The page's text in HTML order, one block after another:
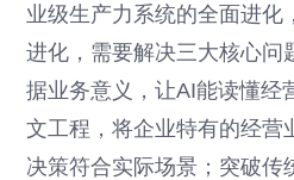
业级生产力系统的全面进化
进化，需要解决三大核心问
据业务意义，让AI能读懂经
文工程，将企业特有的经营
决策符合实际场景；突破传